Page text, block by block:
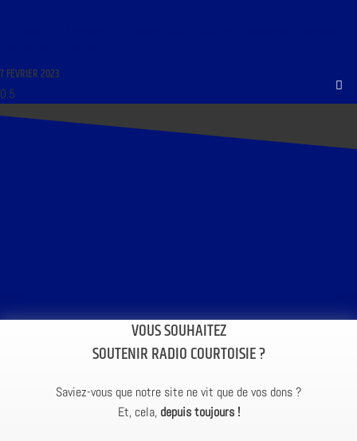
7 FÉVRIER 2023
VOUS SOUHAITEZ
SOUTENIR RADIO COURTOISIE ?
Saviez-vous que notre site ne vit que de vos dons ?
Et, cela, depuis toujours !